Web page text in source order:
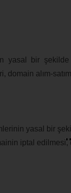
yasal bir
domain alım-
yasal bir
iptal